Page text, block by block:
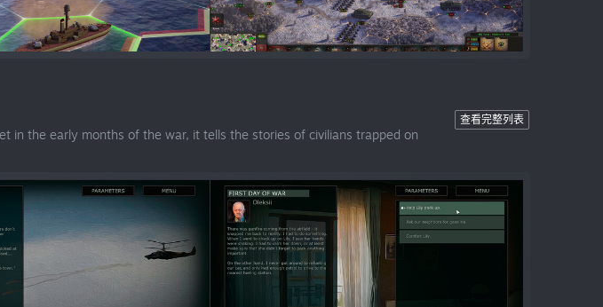
查看完整列表
in the early months of the war, it tells the stories of civilians trapped on